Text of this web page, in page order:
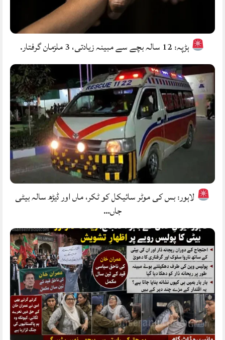
ہڑپہ: 12 سالہ بچے سے مبینہ زیادتی، 3 ملزمان گرفتار.
لاہور: بس کی موٹر سائیکل کو ٹکر، ماں اور ڈیڑھ سالہ بیٹی
جاں…